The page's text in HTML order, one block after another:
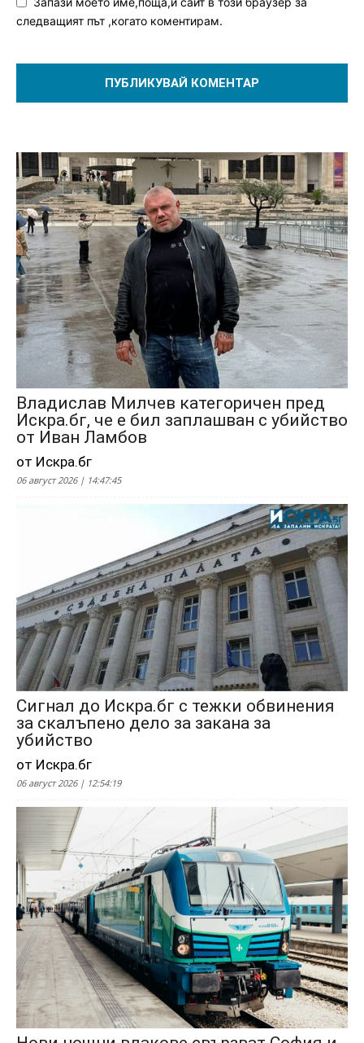
следващият път ,когато коментирам.
Владислав Милчев категоричен пред
Искра.бг, че е бил заплашван с убийство
от Иван Ламбов
от Искра.бг
06 август 2026 | 14:47:45
Сигнал до Искра.бг с тежки обвинения
за скалъпено дело за закана за
убийство
от Искра.бг
06 август 2026 | 12:54:19